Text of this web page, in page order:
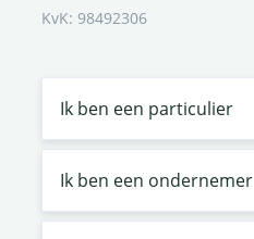
KvK: 98492306
Ik ben een particulier
Ik ben een ondernemer